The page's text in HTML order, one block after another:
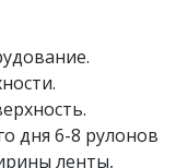
дня 6-8 рулонов
ленты,